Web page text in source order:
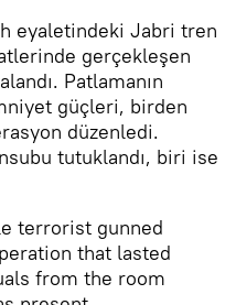
eyaletindeki Jabri tren
gerçekleşen
Patlamanın
güçleri, birden
düzenledi.
tutuklandı, biri ise
terrorist gunned
that lasted
from the room